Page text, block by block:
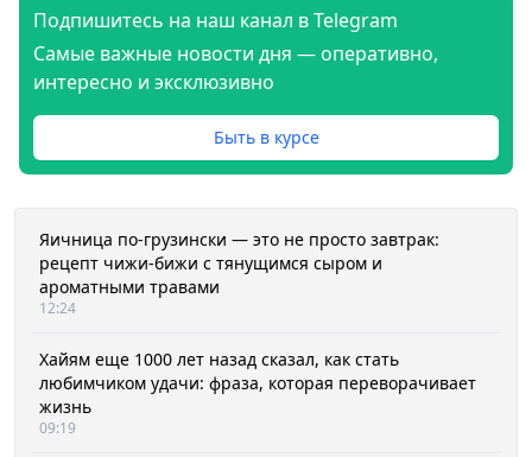
Подпишитесь на наш канал в Telegram
Самые важные новости дня — оперативно,
интересно и эксклюзивно
Быть в курсе
Яичница по-грузински — это не просто завтрак:
рецепт чижи-бижи с тянущимся сыром и
ароматными травами
12:24
Хайям еще 1000 лет назад сказал, как стать
любимчиком удачи: фраза, которая переворачивает
жизнь
09:19